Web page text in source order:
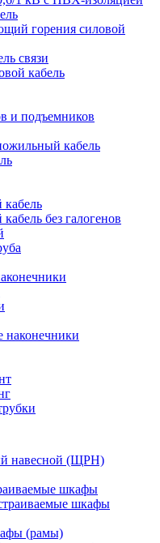
горения силовой
связи
кабель
и подъемников
кабель
кабель
без галогенов
наконечники
навесной (ЩРН)
шкафы
шкафы
(рамы)